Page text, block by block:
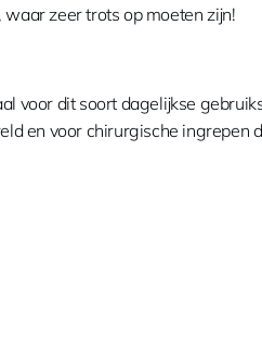
zeer trots op moeten zijn!
voor dit soort dagelijkse
en voor chirurgische ingrepen